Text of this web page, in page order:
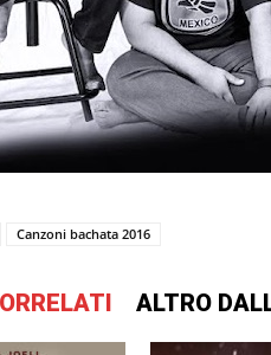
Canzoni bachata 2016
ALTRO